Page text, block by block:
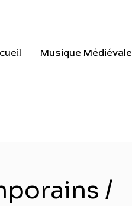
Musique Médiévale
/